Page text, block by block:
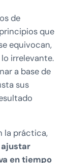
de
que
equivocan,
irrelevante.
a base de
sus
la práctica,
ajustar
en tiempo